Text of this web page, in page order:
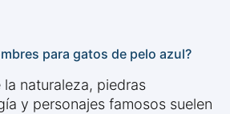
para gatos de pelo azul?
naturaleza, piedras
y personajes famosos suelen